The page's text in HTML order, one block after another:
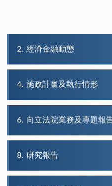
2 經濟金融動態
4 施政計畫及執行情形
6 向立法院業務及專題報
8 研究報告